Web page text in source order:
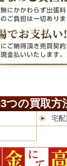
3つの買取方
宅配